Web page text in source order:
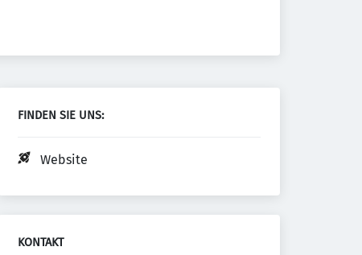
FINDEN SIE UNS:
Website
KONTAKT